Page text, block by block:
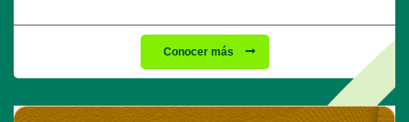
Conocer más